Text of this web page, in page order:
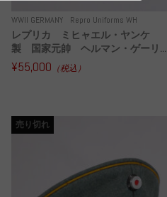
WWII GERMANY Repro Uniforms WH
レプリカ ミヒャエル・ヤンケ
製 国家元帥 ヘルマン・ゲーリ...
¥55,000 （税込）
売り切れ